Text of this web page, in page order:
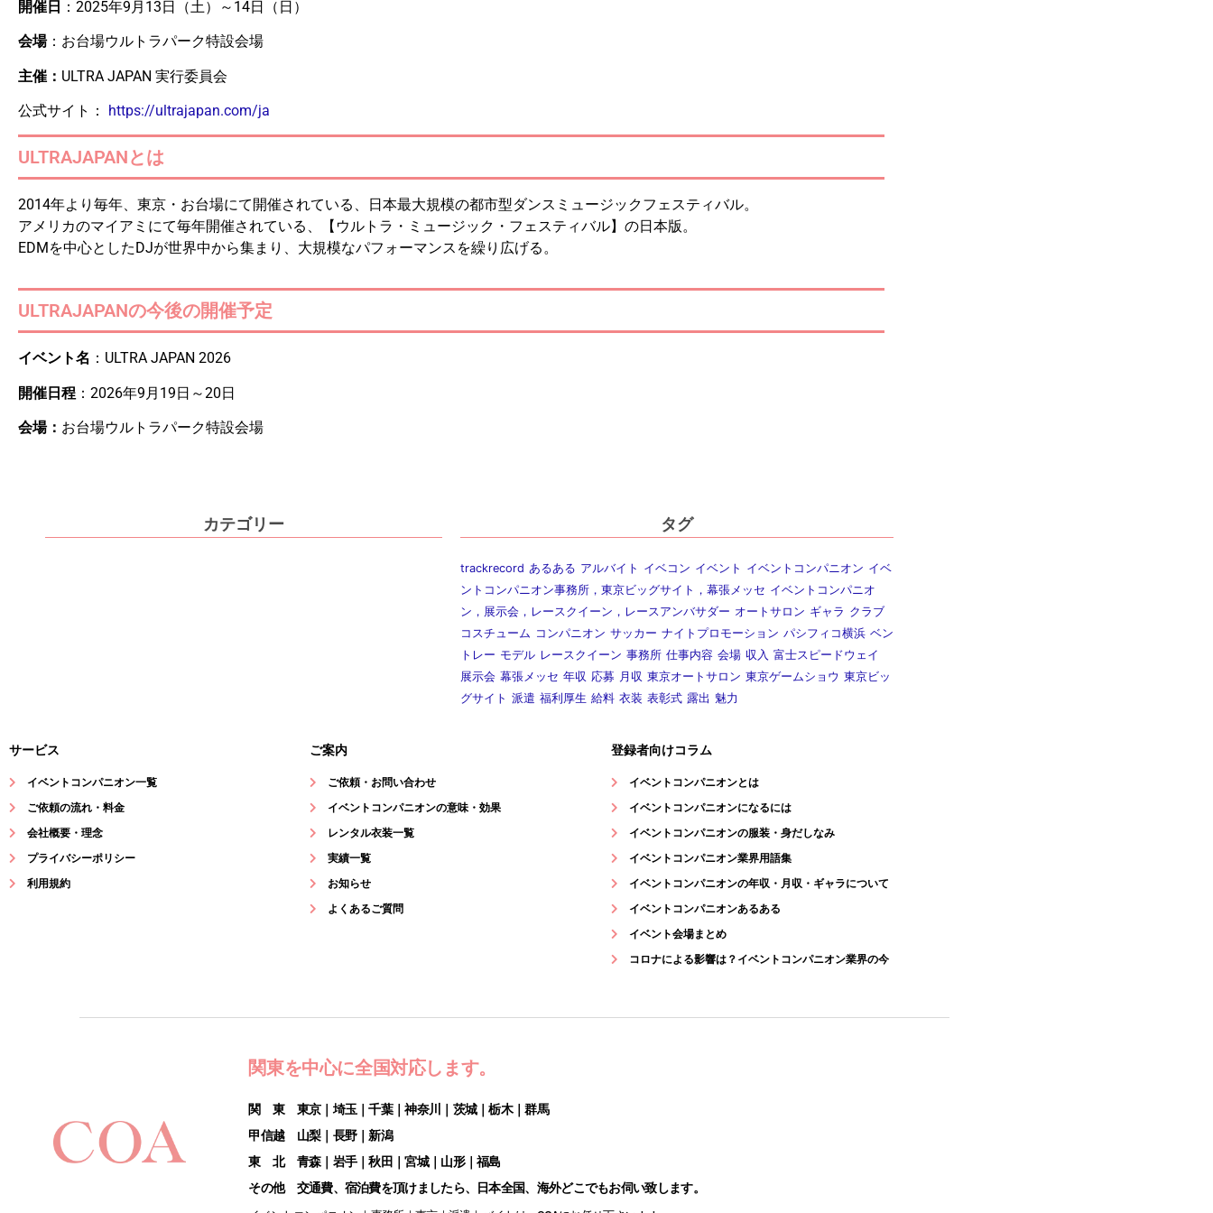
開催日 ：2025年9月13日（土）～14日（日）
会場：お台場ウルトラパーク特設会場
主催： ULTRA JAPAN 実行委員会
公式サイト： https://ultrajapan.com/ja
ULTRAJAPANとは
2014年より毎年、東京・お台場にて開催されている、日本最大規模の都市型ダンスミュージックフェスティバル。
アメリカのマイアミにて毎年開催されている、【ウルトラ・ミュージック・フェスティバル】の日本版。
EDMを中心としたDJが世界中から集まり、大規模なパフォーマンスを繰り広げる。
ULTRAJAPANの今後の開催予定
イベント名 ：ULTRA JAPAN 2026
開催日程 ：2026年9月19日～20日
会場： お台場ウルトラパーク特設会場
カテゴリー タグ
trackrecord あるある アルバイト イベコン イベント イベントコンパニオン イベ
ントコンパニオン事務所，東京ビッグサイト，幕張メッセ イベントコンパニオ
ン，展示会，レースクイーン，レースアンバサダー オートサロン ギャラ クラブ
コスチューム コンパニオン サッカー ナイトプロモーション パシフィコ横浜 ベン
トレー モデル レースクイーン 事務所 仕事内容 会場 収入 富士スピードウェイ
展示会 幕張メッセ 年収 応募 月収 東京オートサロン 東京ゲームショウ 東京ビッ
グサイト 派遣 福利厚生 給料 衣装 表彰式 露出 魅力
サービス
イベントコンパニオン一覧
ご依頼の流れ・料金
会社概要・理念
プライバシーポリシー
利用規約
ご案内
ご依頼・お問い合わせ
イベントコンパニオンの意味・効果
レンタル衣装一覧
実績一覧
お知らせ
よくあるご質問
登録者向けコラム
イベントコンパニオンとは
イベントコンパニオンになるには
イベントコンパニオンの服装・身だしなみ
イベントコンパニオン業界用語集
イベントコンパニオンの年収・月収・ギャラについて
イベントコンパニオンあるある
イベント会場まとめ
コロナによる影響は？イベントコンパニオン業界の今
関東を中心に全国対応します。
関 東 東京｜埼玉｜千葉｜神奈川｜茨城｜栃木｜群馬
甲信越 山梨｜長野｜新潟
東 北 青森｜岩手｜秋田｜宮城｜山形｜福島
その他 交通費、宿泊費を頂けましたら、日本全国、海外どこでもお伺い致します。